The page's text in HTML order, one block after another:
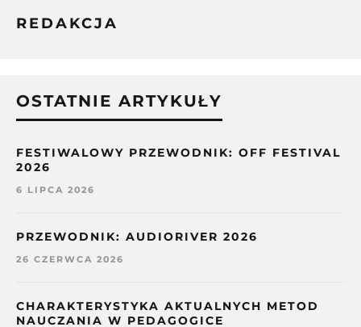
REDAKCJA
OSTATNIE ARTYKUŁY
FESTIWALOWY PRZEWODNIK: OFF FESTIVAL
2026
6 LIPCA 2026
PRZEWODNIK: AUDIORIVER 2026
26 CZERWCA 2026
CHARAKTERYSTYKA AKTUALNYCH METOD
NAUCZANIA W PEDAGOGICE